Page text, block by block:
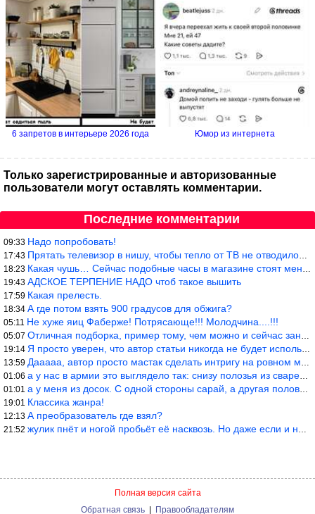
6 запретов в интерьере 2026 года Юмор из интернета
Только зарегистрированные и авторизованные
пользователи могут оставлять комментарии.
Последние комментарии
09:33 Надо попробовать!
17:43 Прятать телевизор в нишу, чтобы тепло от ТВ не отводилось и теле
18:23 Какая чушь… Сейчас подобные часы в магазине стоят меньше 10 долл
19:43 АДСКОЕ ТЕРПЕНИЕ НАДО чтоб такое вышить
17:59 Какая прелесть.
18:34 А где потом взять 900 градусов для обжига?
05:11 Не хуже яиц Фаберже! Потрясающе!!! Молодчина....!!!
05:07 Отличная подборка, пример тому, чем можно и сейчас заниматься…
19:14 Я просто уверен, что автор статьи никогда не будет использовать
13:59 Дааааа, автор просто мастак сделать интригу на ровном месте! А н
01:06 а у нас в армии это выглядело так: снизу полозья из сваренные тр
01:01 а у меня из досок. С одной стороны сарай, а другая половина — ду
19:01 Классика жанра!
12:13 А преобразователь где взял?
21:52 жулик пнёт и ногой пробьёт её насквозь. Но даже если и никогда н
Полная версия сайта
Обратная связь | Правообладателям